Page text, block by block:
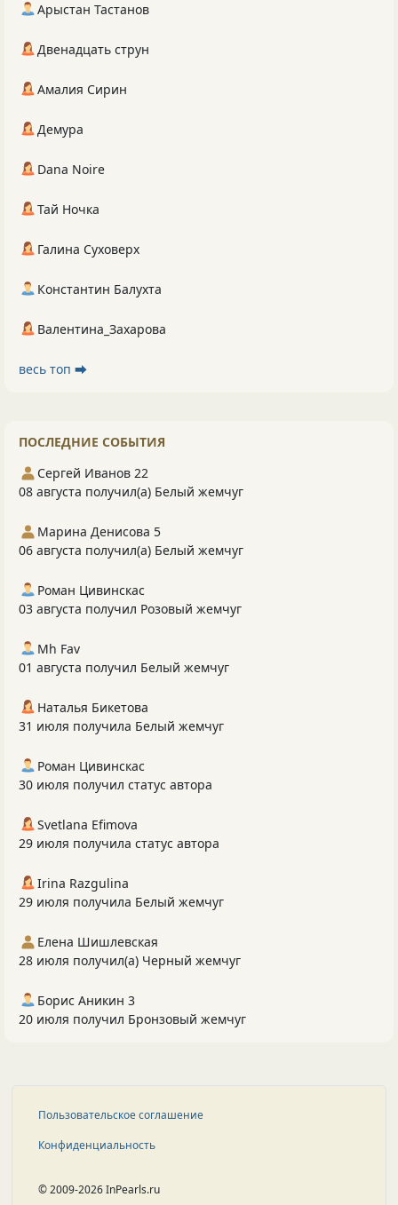
Арыстан Тастанов
Двенадцать струн
Амалия Сирин
Демура
Dana Noire
Тай Ночка
Галина Суховерх
Константин Балухта
Валентина_Захарова
весь топ ⮕
ПОСЛЕДНИЕ СОБЫТИЯ
Сергей Иванов 22
08 августа получил(а) Белый жемчуг
Марина Денисова 5
06 августа получил(а) Белый жемчуг
Роман Цивинскас
03 августа получил Розовый жемчуг
Mh Fav
01 августа получил Белый жемчуг
Наталья Бикетова
31 июля получила Белый жемчуг
Роман Цивинскас
30 июля получил статус автора
Svetlana Efimova
29 июля получила статус автора
Irina Razgulina
29 июля получила Белый жемчуг
Елена Шишлевская
28 июля получил(а) Черный жемчуг
Борис Аникин 3
20 июля получил Бронзовый жемчуг
Пользовательское соглашение
Конфиденциальность
© 2009-2026 InPearls.ru